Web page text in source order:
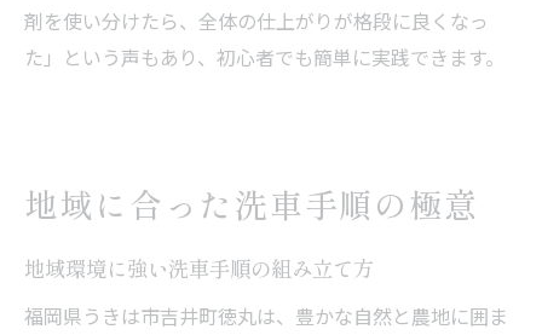
剤を使い分けたら、全体の仕上がりが格段に良くなっ
た」という声もあり、初心者でも簡単に実践できます。
地域に合った洗車手順の極意
地域環境に強い洗車手順の組み立て方
福岡県うきは市吉井町徳丸は、豊かな自然と農地に囲ま